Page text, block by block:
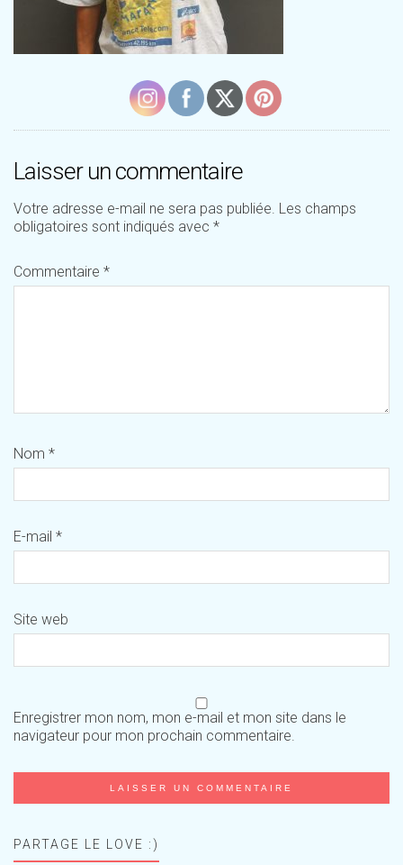
Laisser un commentaire
Votre adresse e-mail ne sera pas publiée. Les champs
obligatoires sont indiqués avec *
Commentaire *
Nom *
E-mail *
Site web
Enregistrer mon nom, mon e-mail et mon site dans le
navigateur pour mon prochain commentaire.
PARTAGE LE LOVE :)